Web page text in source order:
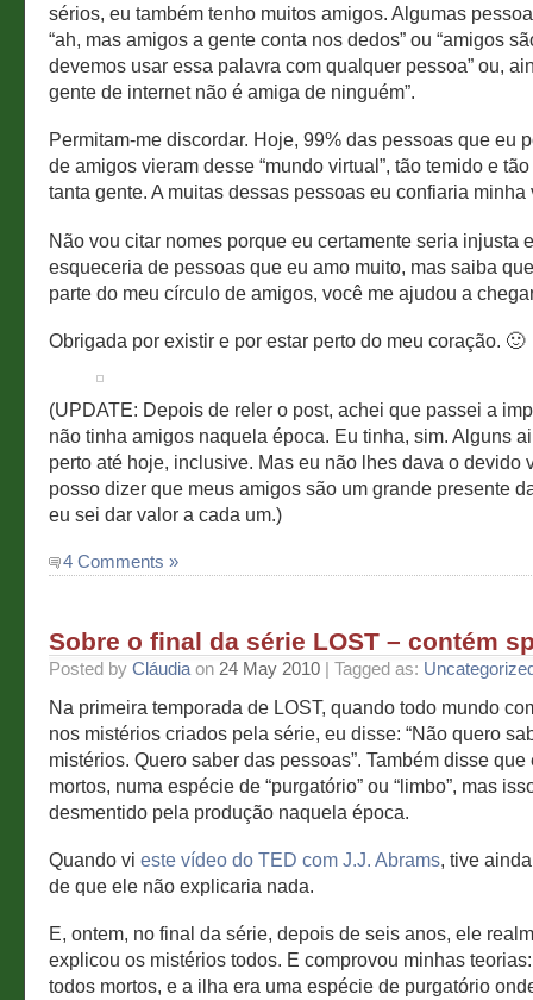
sérios, eu também tenho muitos amigos. Algumas
“ah, mas amigos a gente conta nos dedos” ou “amigos
devemos usar essa palavra com qualquer pessoa” ou,
gente de internet não é amiga de ninguém”.
Permitam-me discordar. Hoje, 99% das pessoas que eu
de amigos vieram desse “mundo virtual”, tão temido e
tanta gente. A muitas dessas pessoas eu confiaria minha
Não vou citar nomes porque eu certamente seria injusta
esqueceria de pessoas que eu amo muito, mas saiba
parte do meu círculo de amigos, você me ajudou a
Obrigada por existir e por estar perto do meu coração. 🙂
(UPDATE: Depois de reler o post, achei que passei a
não tinha amigos naquela época. Eu tinha, sim. Alguns
perto até hoje, inclusive. Mas eu não lhes dava o devido
posso dizer que meus amigos são um grande presente
eu sei dar valor a cada um.)
4 Comments »
Sobre o final da série LOST – contém
Posted by Cláudia on 24 May 2010 | Tagged as:
Na primeira temporada de LOST, quando todo mundo
nos mistérios criados pela série, eu disse: “Não quero
mistérios. Quero saber das pessoas”. Também disse
mortos, numa espécie de “purgatório” ou “limbo”, mas
desmentido pela produção naquela época.
Quando vi este vídeo do TED com J.J. Abrams, tive
de que ele não explicaria nada.
E, ontem, no final da série, depois de seis anos, ele
explicou os mistérios todos. E comprovou minhas
todos mortos, e a ilha era uma espécie de purgatório